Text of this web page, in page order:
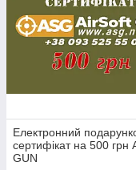
Електронний
сертифікат на 500 грн
GUN